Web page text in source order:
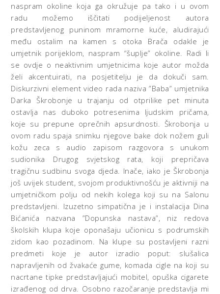
naspram okoline koja ga okružuje pa tako i u ovom
radu možemo iščitati podijeljenost autora
predstavljenog puninom mramorne kuće, aludirajući
među ostalim na kamen s otoka Brača odakle je
umjetnik porijeklom, naspram “šuplje” okoline. Radi li
se ovdje o neaktivnim umjetnicima koje autor možda
želi akcentuirati, na posjetitelju je da dokuči sam.
Diskurzivni element video rada naziva ”Baba” umjetnika
Darka Škrobonje u trajanju od otprilike pet minuta
ostavlja nas duboko potresenima ljudskim pričama,
koje su prepune oprečnih apsurdnosti. Škrobonja u
ovom radu spaja snimku njegove bake dok nožem guli
kožu zeca s audio zapisom razgovora s unukom
sudionika Drugog svjetskog rata, koji prepričava
tragičnu sudbinu svoga djeda. Inače, iako je Škrobonja
još uvijek student, svojom produktivnošću je aktivniji na
umjetničkom polju od nekih kolega koji su na Salonu
predstavljeni. Izuzetno simpatična je i instalacija Dina
Bićanića nazvana ”Dopunska nastava”, niz redova
školskih klupa koje oponašaju učionicu s podrumskih
zidom kao pozadinom. Na klupe su postavljeni razni
predmeti koje je autor izradio poput: slušalica
napravljenih od žvakaće gume, komada cigle na koji su
nacrtane tipke predstavljajući mobitel, opuška cigarete
izrađenog od drva. Osobno razočaranje predstavlja mi